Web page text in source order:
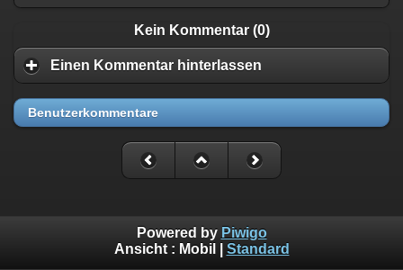
Kein Kommentar (0)
Einen Kommentar hinterlassen
Benutzerkommentare
Powered by Piwigo
Ansicht : Mobil Standard